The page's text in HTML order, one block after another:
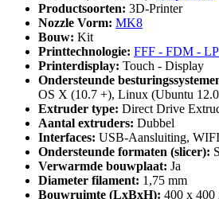
Productsoorten: 3D-Printer
Nozzle Vorm: MK8
Bouw: Kit
Printtechnologie: FFF - FDM -
Printerdisplay: Touch - Display
Ondersteunde
OS X (10.7 +), Linux (Ubuntu
Extruder type: Direct Drive
Aantal extruders: Dubbel
Interfaces: USB-Aansluiting,
Ondersteunde formaten (slicer):
Verwarmde bouwplaat: Ja
Diameter filament: 1,75 mm
Bouwruimte (LxBxH): 400 x 400